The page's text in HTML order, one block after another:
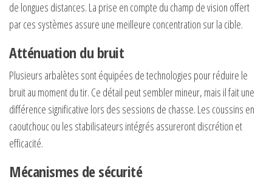
de longues distances. La prise en compte du champ de vision offert
par ces systèmes assure une meilleure concentration sur la cible.
Atténuation du bruit
Plusieurs arbalètes sont équipées de technologies pour réduire le
bruit au moment du tir. Ce détail peut sembler mineur, mais il fait une
différence significative lors des sessions de chasse. Les coussins en
caoutchouc ou les stabilisateurs intégrés assureront discrétion et
efficacité.
Mécanismes de sécurité